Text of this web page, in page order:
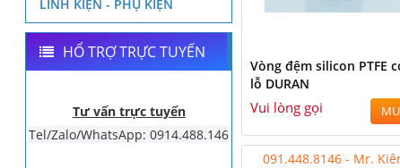
Vòng đệm silicon PTFE
lỗ DURAN
Vui lòng gọi
091.448.8146 - Mr.
LINH KIỆN - PHỤ KIỆN
HỔ TRỢ TRỰC TUYẾN
Tư vấn trực tuyến
Tel/Zalo/WhatsApp: 0914.488.146